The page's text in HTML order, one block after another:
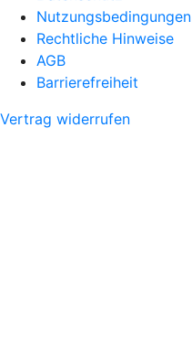
Nutzungsbedingungen
Rechtliche Hinweise
AGB
Barrierefreiheit
Vertrag widerrufen